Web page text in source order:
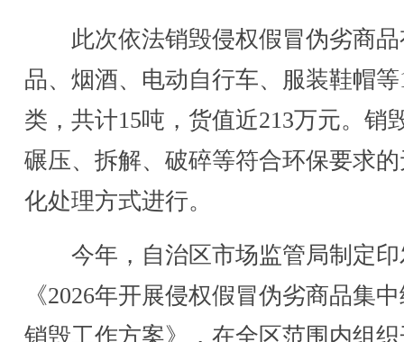
此次依法销毁侵权假冒伪劣商品
品、烟酒、电动自行车、服装鞋帽等
类，共计15吨，货值近213万元。销
碾压、拆解、破碎等符合环保要求
化处理方式进行。
今年，自治区市场监管局制定印
《2026年开展侵权假冒伪劣商品集
销毁工作方案》，在全区范围内组